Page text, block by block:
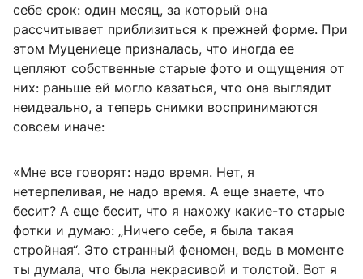
себе срок: один месяц, за который она
рассчитывает приблизиться к прежней форме. При
этом Муцениеце призналась, что иногда ее
цепляют собственные старые фото и ощущения от
них: раньше ей могло казаться, что она выглядит
неидеально, а теперь снимки воспринимаются
совсем иначе:
«Мне все говорят: надо время. Нет, я
нетерпеливая, не надо время. А еще знаете, что
бесит? А еще бесит, что я нахожу какие-то старые
фотки и думаю: „Ничего себе, я была такая
стройная“. Это странный феномен, ведь в моменте
ты думала, что была некрасивой и толстой. Вот я